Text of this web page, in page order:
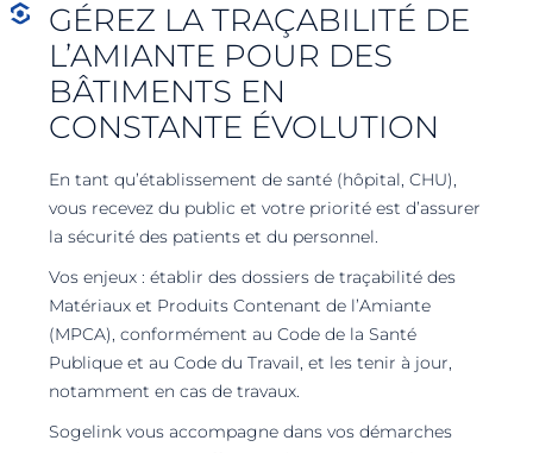
GÉREZ LA TRAÇABILITÉ DE
L’AMIANTE POUR DES
BÂTIMENTS EN
CONSTANTE ÉVOLUTION
En tant qu’établissement de santé (hôpital, CHU),
vous recevez du public et votre priorité est d’assurer
la sécurité des patients et du personnel.
Vos enjeux : établir des dossiers de traçabilité des
Matériaux et Produits Contenant de l’Amiante
(MPCA), conformément au Code de la Santé
Publique et au Code du Travail, et les tenir à jour,
notamment en cas de travaux.
Sogelink vous accompagne dans vos démarches